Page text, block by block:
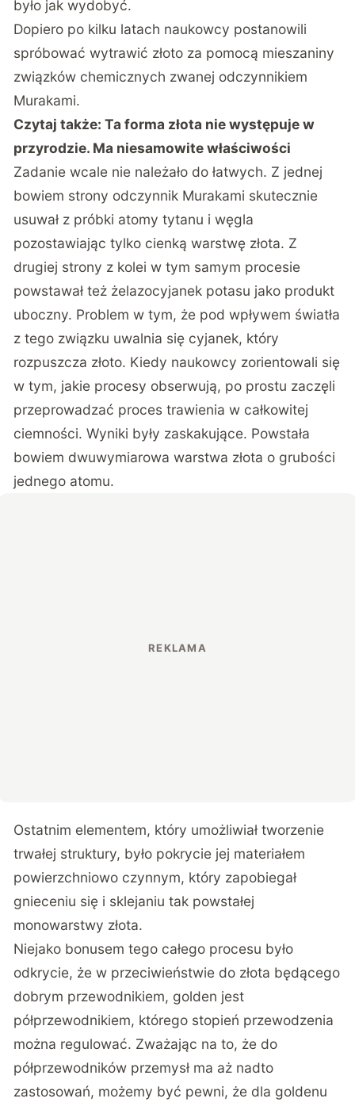
było jak wydobyć.
Dopiero po kilku latach naukowcy postanowili
spróbować wytrawić złoto za pomocą mieszaniny
związków chemicznych zwanej odczynnikiem
Murakami.
Czytaj także:Ta forma złota nie występuje w
przyrodzie. Ma niesamowite właściwości
Zadanie wcale nie należało do łatwych. Z jednej
bowiem strony odczynnik Murakami skutecznie
usuwał z próbki atomy tytanu i węgla
pozostawiając tylko cienką warstwę złota. Z
drugiej strony z kolei w tym samym procesie
powstawał też żelazocyjanek potasu jako produkt
uboczny. Problem w tym, że pod wpływem światła
z tego związku uwalnia się cyjanek, który
rozpuszcza złoto. Kiedy naukowcy zorientowali się
w tym, jakie procesy obserwują, po prostu zaczęli
przeprowadzać proces trawienia w całkowitej
ciemności. Wyniki były zaskakujące. Powstała
bowiem dwuwymiarowa warstwa złota o grubości
jednego atomu.
Ostatnim elementem, który umożliwiał tworzenie
trwałej struktury, było pokrycie jej materiałem
powierzchniowo czynnym, który zapobiegał
gnieceniu się i sklejaniu tak powstałej
monowarstwy złota.
Niejako bonusem tego całego procesu było
odkrycie, że w przeciwieństwie do złota będącego
dobrym przewodnikiem, golden jest
półprzewodnikiem, którego stopień przewodzenia
można regulować. Zważając na to, że do
półprzewodników przemysł ma aż nadto
zastosowań, możemy być pewni, że dla goldenu